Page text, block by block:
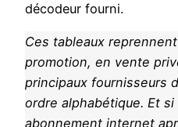
décodeur fourni.
Ces tableaux
promotion, en vente
principaux fournisseurs
ordre alphabétique. Et
abonnement internet